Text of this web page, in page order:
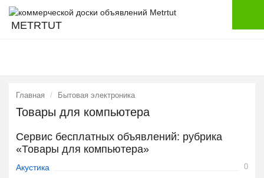
METRTUT
Главная Бытовая электроника
Товары для компьютера
Сервис бесплатных объявлений: рубрика
«Товары для компьютера»
Акустика 0